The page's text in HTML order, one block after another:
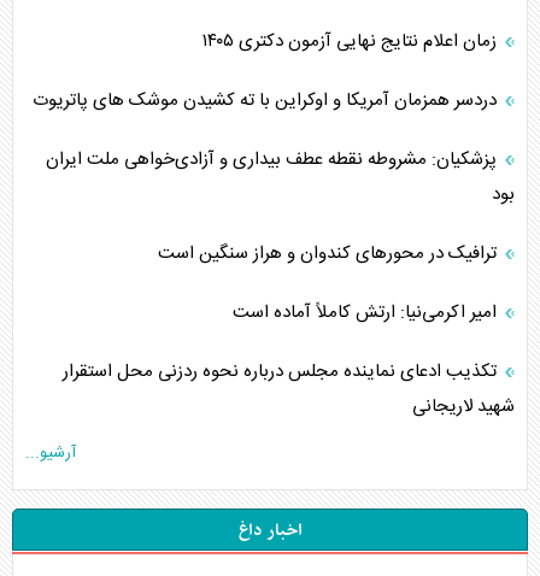
زمان اعلام نتایج نهایی آزمون دکتری ۱۴۰۵
دردسر همزمان آمریکا و اوکراین با ته کشیدن موشک های پاتریوت
پزشکیان: مشروطه نقطه عطف بیداری و آزادی‌خواهی ملت ایران
بود
ترافیک در محورهای کندوان و هراز سنگین است
امیر اکرمی‌نیا: ارتش کاملاً آماده است
تکذیب ادعای نماینده مجلس درباره نحوه ردزنی محل استقرار
شهید لاریجانی
آرشیو...
اخبار داغ